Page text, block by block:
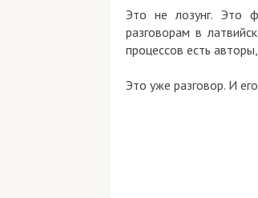
Это не лозунг. Это
разговорам в
процессов есть
Это уже разговор. И